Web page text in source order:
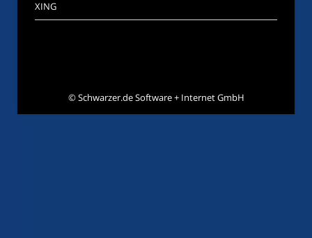
XING
©Schwarzer.de Software + Internet GmbH